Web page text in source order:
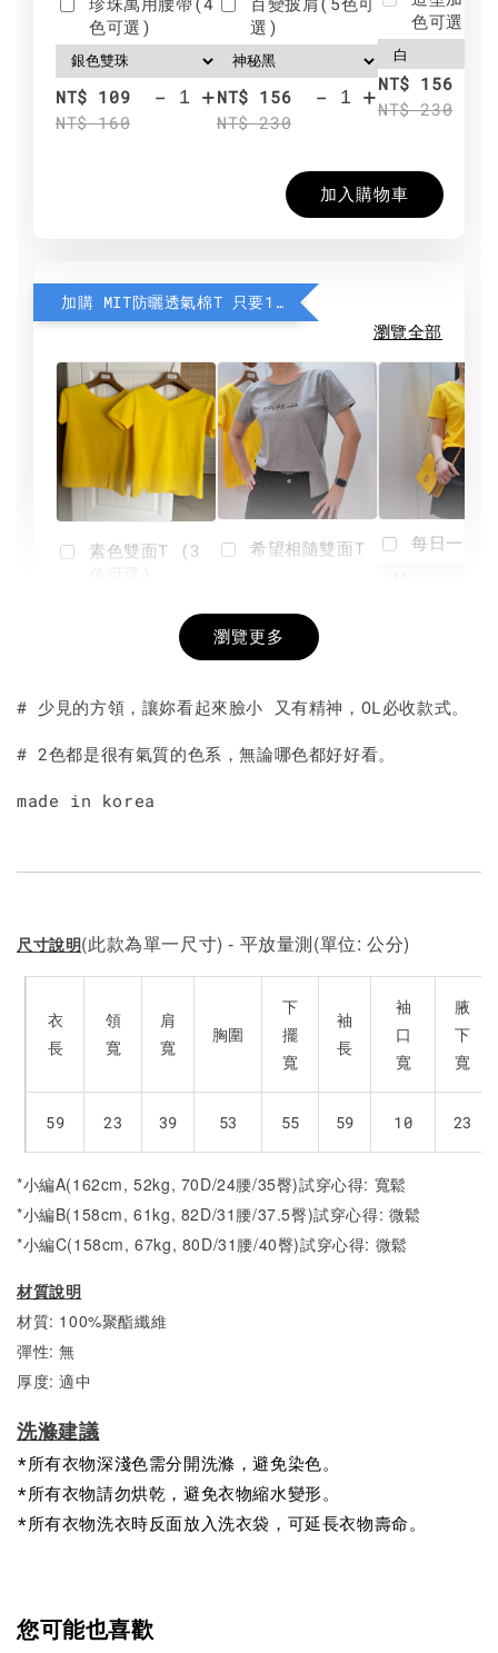
色可選)
NT$ 109
NT$ 160
- +
選)
NT$ 156
NT$ 230
- +
色可選)
NT$ 156
NT$ 230
加入購物車
加購 MIT防曬透氣棉T 只要190元
瀏覽全部
素色雙面T (3
+
希望相隨雙面T
NT$ 190
-
每日一笑
瀏覽更多
# 少見的方領，讓妳看起來臉小 又有精神，OL必收款式。
# 2色都是很有氣質的色系，無論哪色都好好看。
made in korea
尺寸說明(此款為單一尺寸) - 平放量測(單位: 公分)
衣
長
領
寬
肩
寬
胸圍
下
擺
寬
袖
長
袖
口
寬
腋
下
寬
59 23 39 53 55 59 10 23
*小編A(162cm, 52kg, 70D/24腰/35臀)試穿心得: 寬鬆
*小編B(158cm, 61kg, 82D/31腰/37.5臀)試穿心得: 微鬆
*小編C(158cm, 67kg, 80D/31腰/40臀)試穿心得: 微鬆
材質說明
材質: 100%聚酯纖維
彈性: 無
厚度: 適中
洗滌建議
*所有衣物深淺色需分開洗滌，避免染色。
*所有衣物請勿烘乾，避免衣物縮水變形。
*所有衣物洗衣時反面放入洗衣袋，可延長衣物壽命。
您可能也喜歡